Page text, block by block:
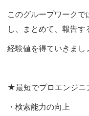
このグループワーク
し、まとめて、報告
経験値を得ていきまし
★最短でプロエンジニ
・検索能力の向上